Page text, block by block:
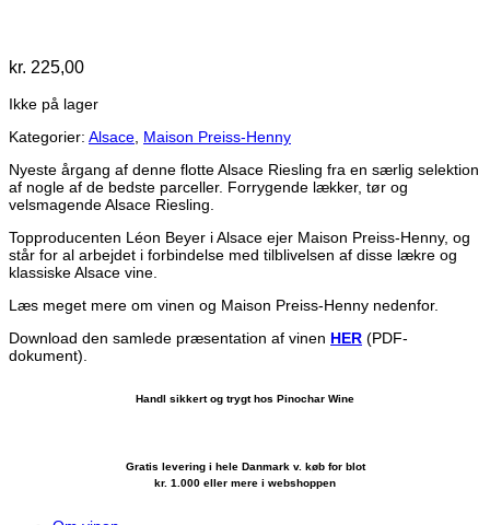
kr. 225,00
Ikke på lager
Kategorier: Alsace Maison Preiss-Henny
Nyeste årgang af denne flotte Alsace Riesling fra en særlig selektion
af nogle af de bedste parceller. Forrygende lækker, tør og
velsmagende Alsace Riesling.
Topproducenten Léon Beyer i Alsace ejer Maison Preiss-Henny, og
står for al arbejdet i forbindelse med tilblivelsen af disse lækre og
klassiske Alsace vine.
Læs meget mere om vinen og Maison Preiss-Henny nedenfor.
Download den samlede præsentation af vinen HER (PDF-
dokument).
Handl sikkert og trygt hos Pinochar Wine
Gratis levering i hele Danmark v. køb for blot
kr. 1.000 eller mere i webshoppen